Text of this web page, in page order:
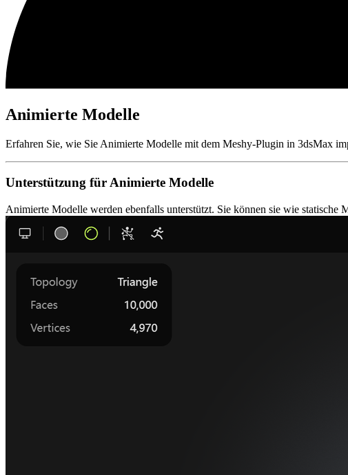
Animierte Modelle
Erfahren Sie, wie Sie Animierte Modelle mit dem Meshy-Plugin in 3dsMax
Unterstützung für Animierte Modelle
Animierte Modelle werden ebenfalls unterstützt. Sie können sie wie